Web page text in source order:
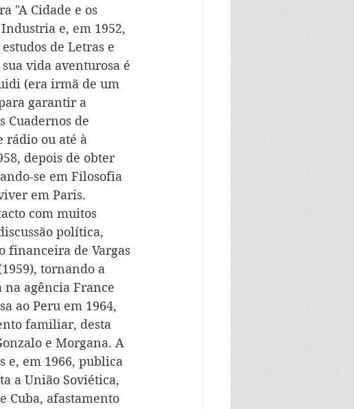
"A Cidade e os
e, em 1952,
de Letras e
vida aventurosa é
(era irmã de um
garantir a
Cuadernos de
rádio ou até à
depois de obter
se em Filosofia
em Paris.
com muitos
política,
financeira de Vargas
tornando a
agência France
ao Peru em 1964,
familiar, desta
e Morgana. A
e, em 1966, publica
a União Soviética,
Cuba, afastamento